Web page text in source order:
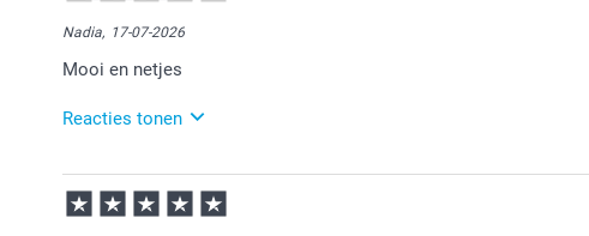
Nadia, 17-07-2026
Mooi en netjes
Reacties tonen
17-07-2026
15:55
Bedankt voor je review. Heel fijn dat je blij bent met de